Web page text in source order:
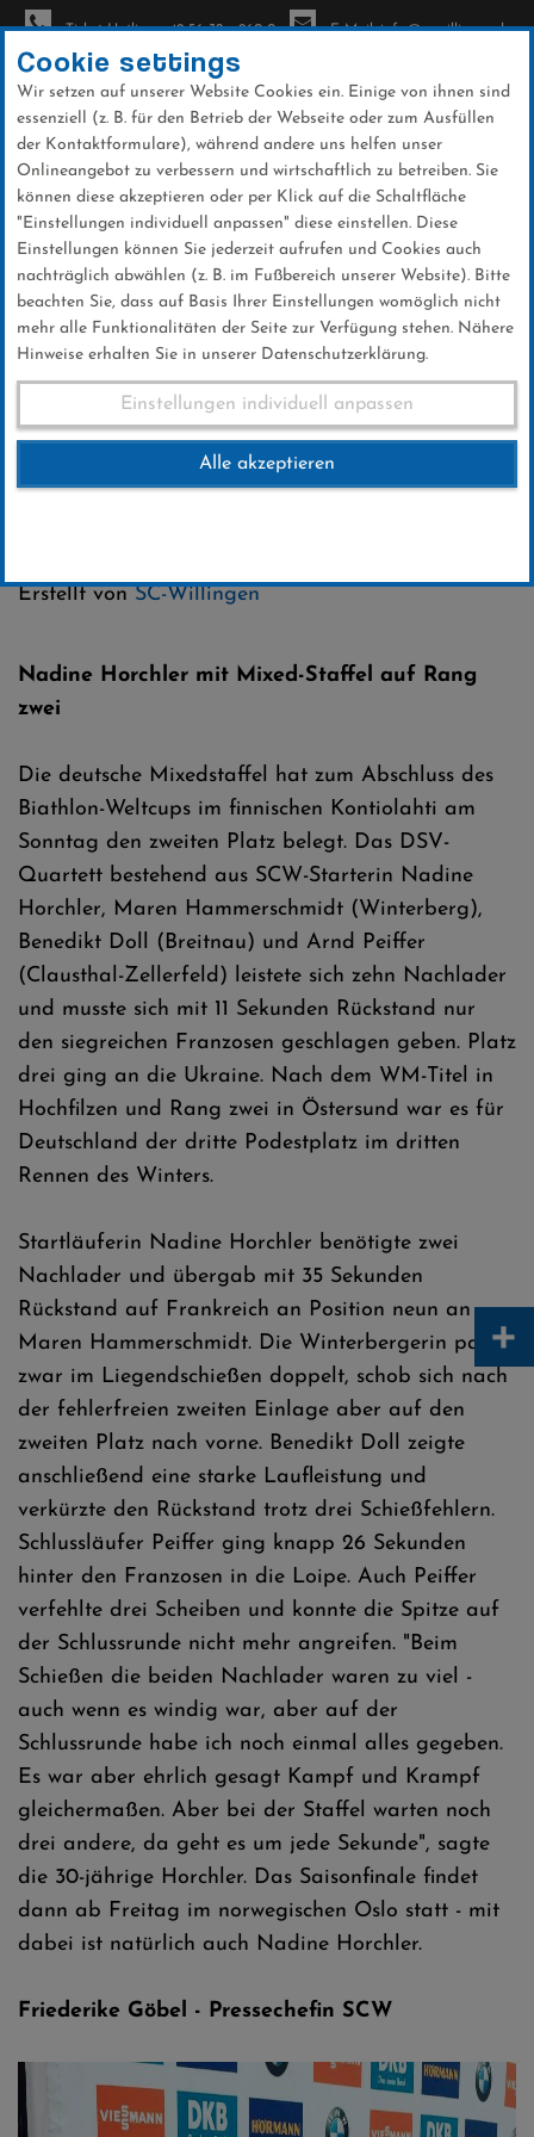
Direkt
zum
Inhalt
Ticket-Hotline: +49 56 32 - 960-0 E-Mail: info@sc-willingen.de
News
Biathlon-Weltcup Mixedstaffel
Kontiolahti
Erstellt vonSC-Willingen
Nadine Horchler mit Mixed-Staffel auf Rang
zwei
Die deutsche Mixedstaffel hat zum Abschluss des
Biathlon-Weltcups im finnischen Kontiolahti am
Sonntag den zweiten Platz belegt. Das DSV-
Quartett bestehend aus SCW-Starterin Nadine
Horchler, Maren Hammerschmidt (Winterberg),
Benedikt Doll (Breitnau) und Arnd Peiffer
(Clausthal-Zellerfeld) leistete sich zehn Nachlader
und musste sich mit 11 Sekunden Rückstand nur
den siegreichen Franzosen geschlagen geben. Platz
drei ging an die Ukraine. Nach dem WM-Titel in
Hochfilzen und Rang zwei in Östersund war es für
Deutschland der dritte Podestplatz im dritten
Rennen des Winters.
Startläuferin Nadine Horchler benötigte zwei
Nachlader und übergab mit 35 Sekunden
Rückstand auf Frankreich an Position neun an
Maren Hammerschmidt. Die Winterbergerin patzte
zwar im Liegendschießen doppelt, schob sich nach
der fehlerfreien zweiten Einlage aber auf den
zweiten Platz nach vorne. Benedikt Doll zeigte
anschließend eine starke Laufleistung und
verkürzte den Rückstand trotz drei Schießfehlern.
Schlussläufer Peiffer ging knapp 26 Sekunden
hinter den Franzosen in die Loipe. Auch Peiffer
verfehlte drei Scheiben und konnte die Spitze auf
der Schlussrunde nicht mehr angreifen. "Beim
Schießen die beiden Nachlader waren zu viel -
auch wenn es windig war, aber auf der
Schlussrunde habe ich noch einmal alles gegeben.
Es war aber ehrlich gesagt Kampf und Krampf
gleichermaßen. Aber bei der Staffel warten noch
drei andere, da geht es um jede Sekunde", sagte
die 30-jährige Horchler. Das Saisonfinale findet
dann ab Freitag im norwegischen Oslo statt - mit
dabei ist natürlich auch Nadine Horchler.
Friederike Göbel - Pressechefin SCW
Cookie settings
Wir setzen auf unserer Website Cookies ein. Einige von ihnen sind
essenziell (z. B. für den Betrieb der Webseite oder zum Ausfüllen
der Kontaktformulare), während andere uns helfen unser
Onlineangebot zu verbessern und wirtschaftlich zu betreiben. Sie
können diese akzeptieren oder per Klick auf die Schaltfläche
"Einstellungen individuell anpassen" diese einstellen. Diese
Einstellungen können Sie jederzeit aufrufen und Cookies auch
nachträglich abwählen (z. B. im Fußbereich unserer Website). Bitte
beachten Sie, dass auf Basis Ihrer Einstellungen womöglich nicht
mehr alle Funktionalitäten der Seite zur Verfügung stehen. Nähere
Hinweise erhalten Sie in unserer Datenschutzerklärung.
Einstellungen individuell anpassen
Alle akzeptieren
+